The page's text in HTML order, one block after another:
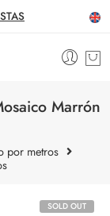
Marrón
por metros
SOLD OUT